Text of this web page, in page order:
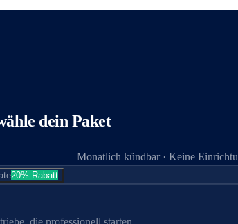
dein Paket
Monatlich kündbar · Keine
20% Rabatt